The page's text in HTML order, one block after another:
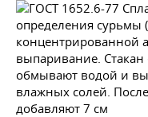
концентрированной
выпаривание. Стакан
обмывают водой и
влажных солей.
добавляют 7 см